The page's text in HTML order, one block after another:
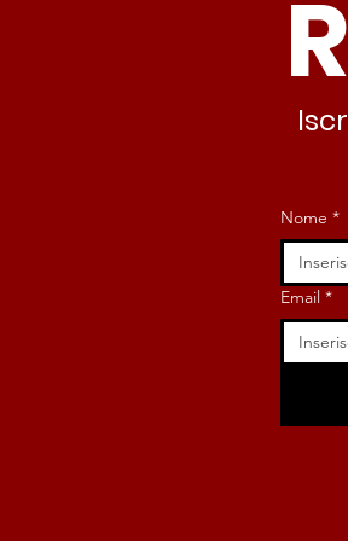
Nome *
Email *